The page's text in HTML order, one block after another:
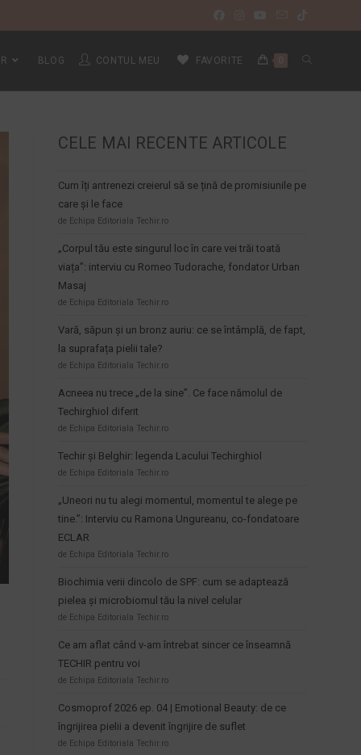
BLOG CONTUL MEU FAVORITE
CELE MAI RECENTE ARTICOLE
Cum îți antrenezi creierul să se țină de promisiunile pe
care și le face
de Echipa Editoriala Techir.ro
„Corpul tău este singurul loc în care vei trăi toată
viața”: interviu cu Romeo Tudorache, fondator Urban
Masaj
de Echipa Editoriala Techir.ro
Vară, săpun și un bronz auriu: ce se întâmplă, de fapt,
la suprafața pielii tale?
de Echipa Editoriala Techir.ro
Acneea nu trece „de la sine”. Ce face nămolul de
Techirghiol diferit
de Echipa Editoriala Techir.ro
Techir și Belghir: legenda Lacului Techirghiol
de Echipa Editoriala Techir.ro
„Uneori nu tu alegi momentul, momentul te alege pe
tine.”: Interviu cu Ramona Ungureanu, co-fondatoare
ECLAR
de Echipa Editoriala Techir.ro
Biochimia verii dincolo de SPF: cum se adaptează
pielea și microbiomul tău la nivel celular
de Echipa Editoriala Techir.ro
Ce am aflat când v-am întrebat sincer ce înseamnă
TECHIR pentru voi
de Echipa Editoriala Techir.ro
Cosmoprof 2026 ep. 04 | Emotional Beauty: de ce
îngrijirea pielii a devenit îngrijire de suflet
de Echipa Editoriala Techir.ro